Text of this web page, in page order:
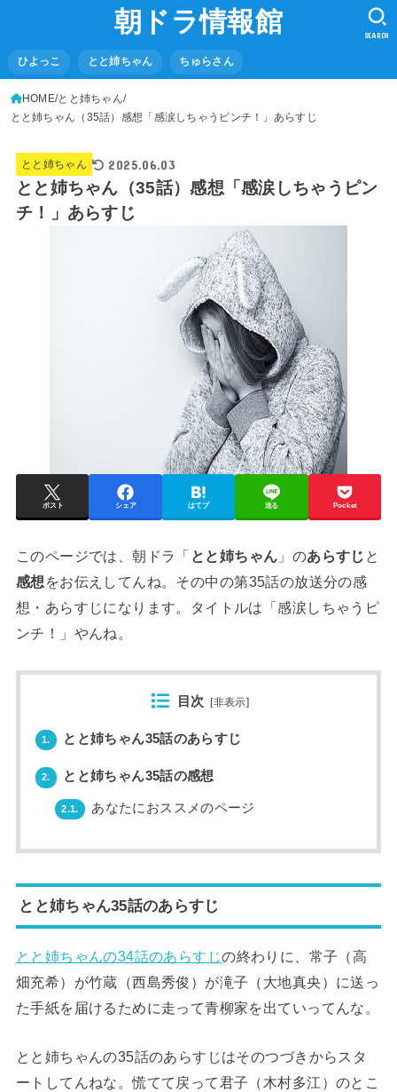
朝ドラ情報館
ひよっこ とと姉ちゃん ちゅらさん
SEARCH
HOME とと姉ちゃん
とと姉ちゃん（35話）感想「感涙しちゃうピンチ！」あらすじ
とと姉ちゃん 2025.06.03
とと姉ちゃん（35話）感想「感涙しちゃうピン
チ！」あらすじ
ポスト シェア はてブ 送る Pocket
このページでは、朝ドラ「 とと姉ちゃん 」のあらすじ と
感想 をお伝えしてんね。その中の第35話の放送分の感
想・あらすじになります。タイトルは「感涙しちゃうピ
ンチ！」やんね。
目次 [非表示]
1. とと姉ちゃん35話のあらすじ
2. とと姉ちゃん35話の感想
2.1. あなたにおススメのページ
とと姉ちゃん35話のあらすじ
とと姉ちゃんの34話のあらすじの終わりに、常子（高
畑充希）が竹蔵（西島秀俊）が滝子（大地真央）に送っ
た手紙を届けるために走って青柳家を出ていってんな。
とと姉ちゃんの35話のあらすじはそのつづきからスタ
ートしてんねな。慌てて戻って君子（木村多江）のとこ